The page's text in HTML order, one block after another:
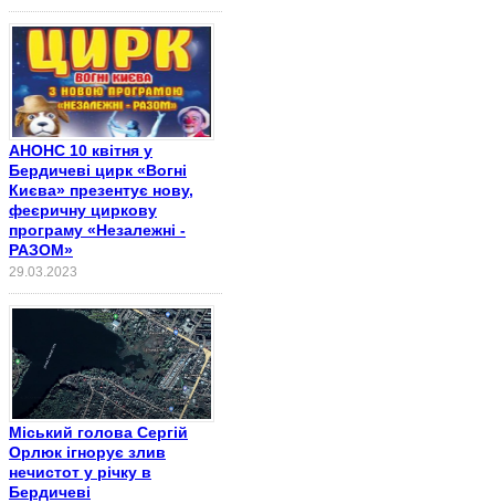
АНОНС 10 квітня у
Бердичеві цирк «Вогні
Києва» презентує нову,
феєричну циркову
програму «Незалежні -
РАЗОМ»
29.03.2023
Міський голова Сергій
Орлюк ігнорує злив
нечистот у річку в
Бердичеві